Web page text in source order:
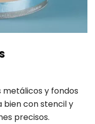
y fondos
bien con stencil y
precisos.